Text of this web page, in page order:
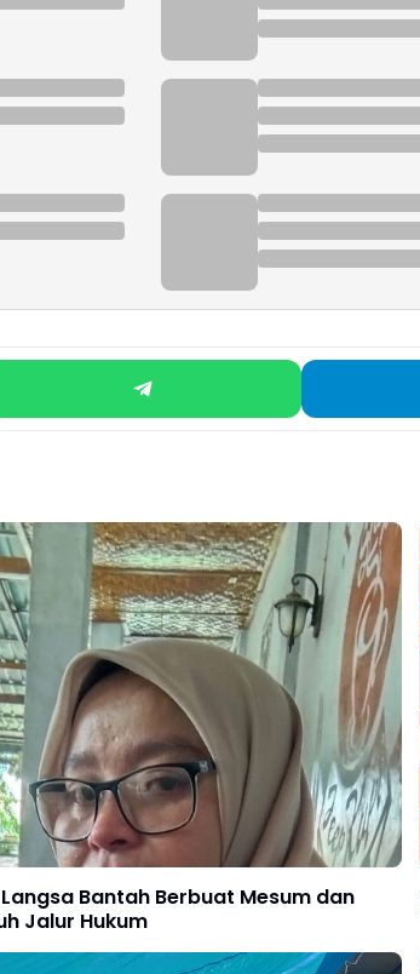
Langsa Bantah Berbuat Mesum dan
Jalur Hukum